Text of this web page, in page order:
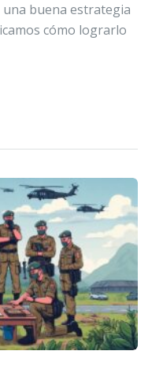
buena estrategia
cómo lograrlo